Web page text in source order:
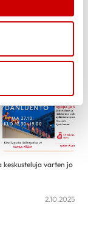
klo 17.30 ja
varten jo
2.10.2025